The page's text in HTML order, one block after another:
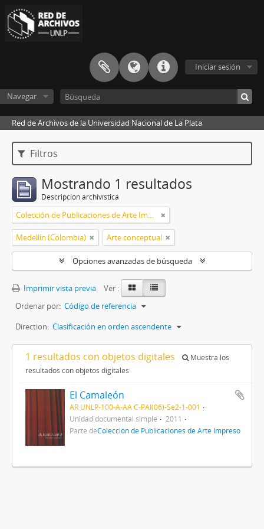
Iniciar sesión
Navegar
Red de Archivos de la Universidad Nacional de La Plata
Filtros
Mostrando 1 resultados
Descripción archivística
Colección de Publicaciones de Arte Impreso
Medellín (Colombia) Arte conceptual
Opciones avanzadas de búsqueda
Imprimir vista previa
Ver :
Ordenar por: Código de referencia
Direction: Clasificación en orden ascendente
1 resultados con objetos digitales
Muestra los
resultados con objetos digitales
El Camaleón
AR UNLP-100-A-AA C-PAI(06)-Se2-1-001
Unidad documental simple
2011
Parte deColección de Publicaciones de Arte Impreso